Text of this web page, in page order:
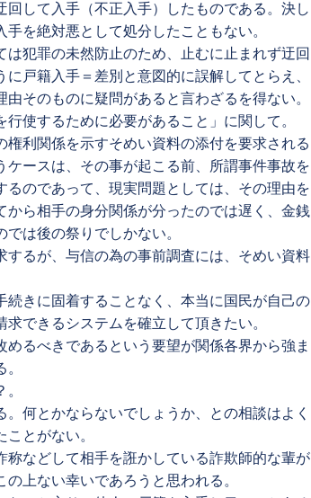
して入手（不正入手）したものである。決し
を絶対悪として処分したこともない。
犯罪の未然防止のため、止むに止まれず迂回
戸籍入手＝差別と意図的に誤解してとらえ、
そのものに疑問があると言わざるを得ない。
使するために必要があること」に関して。
利関係を示すそめい資料の添付を要求される
ースは、その事が起こる前、所謂事件事故を
のであって、現実問題としては、その理由を
ら相手の身分関係が分ったのでは遅く、金銭
は後の祭りでしかない。
るが、与信の為の事前調査には、そめい資料
きに固着することなく、本当に国民が自己の
できるシステムを確立して頂きたい。
るべきであるという要望が関係各界から強ま
何とかならないでしょうか、との相談はよく
とがない。
などして相手を誑かしている詐欺師的な輩が
上ない幸いであろうと思われる。